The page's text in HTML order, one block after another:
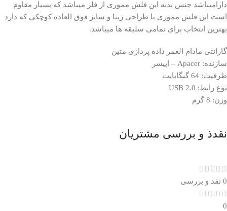
دارامیباشد جنس بدنه این فلش مموری از فلز میباشد که بسیار مقاوم
است این فلش مموری با طراحی زیبا و سایز فوق العاده کوچکی که دارد
بهترین انتخاب برای تمامی سلیقه ها میباشد.
گارانتی مادام العمر داده پردازی متین
سازنده: Apacer – اپیسر
ظرفیت: 64 گیگابایت
نوع رابط: USB 2.0
وزن: 8 گرم
نقدذ و بررسی مشتریان
0 نقد و بررسی
0